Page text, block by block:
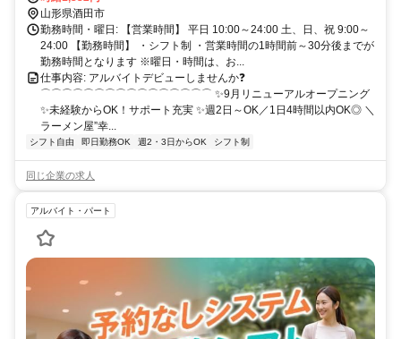
山形県酒田市
勤務時間・曜日: 【営業時間】 平日 10:00～24:00 土、日、祝 9:00～
24:00 【勤務時間】 ・シフト制 ・営業時間の1時間前～30分後までが
勤務時間となります ※曜日・時間は、お...
仕事内容: アルバイトデビューしませんか❓
⌒⌒⌒⌒⌒⌒⌒⌒⌒⌒⌒⌒⌒⌒⌒⌒ ✨9月リニューアルオープニング
✨未経験からOK！サポート充実 ✨週2日～OK／1日4時間以内OK◎ ＼
ラーメン屋”幸...
シフト自由 即日勤務OK 週2・3日からOK シフト制
同じ企業の求人
アルバイト・パート